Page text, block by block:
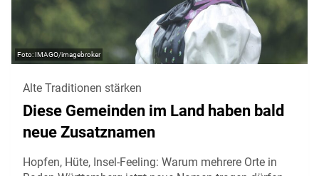
IMAGO/imagebroker
Alte Traditionen stärken
Diese Gemeinden im Land haben bald
neue Zusatznamen
Hopfen, Hüte, Insel-Feeling: Warum mehrere Orte in